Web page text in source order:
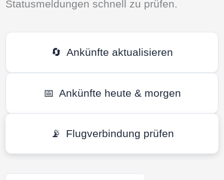
Statusmeldungen schnell zu prüfen.
🔄 Ankünfte aktualisieren
📅 Ankünfte heute & morgen
📡 Flugverbindung prüfen